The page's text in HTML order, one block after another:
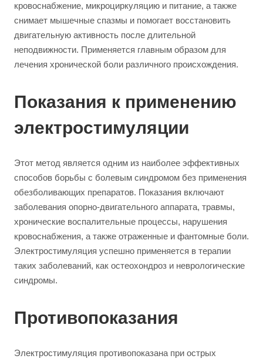
кровоснабжение, микроциркуляцию и питание, а также
снимает мышечные спазмы и помогает восстановить
двигательную активность после длительной
неподвижности. Применяется главным образом для
лечения хронической боли различного происхождения.
Показания к применению
электростимуляции
Этот метод является одним из наиболее эффективных
способов борьбы с болевым синдромом без применения
обезболивающих препаратов. Показания включают
заболевания опорно-двигательного аппарата, травмы,
хронические воспалительные процессы, нарушения
кровоснабжения, а также отраженные и фантомные боли.
Электростимуляция успешно применяется в терапии
таких заболеваний, как остеохондроз и неврологические
синдромы.
Противопоказания
Электростимуляция противопоказана при острых